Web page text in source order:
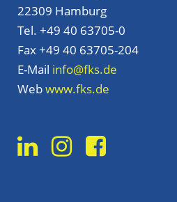
22309 Hamburg
Tel. +49 40 63705-0
Fax +49 40 63705-204
E-Mail info@fks.de
Webwww.fks.de